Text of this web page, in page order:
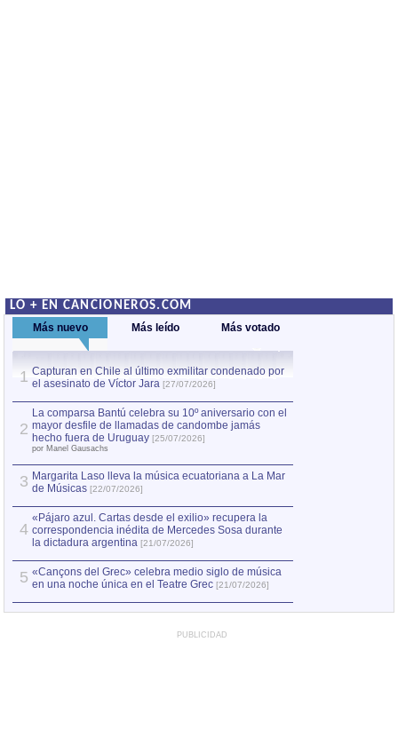
LO + EN CANCIONEROS.COM
Más nuevo Más leído Más votado
1 Capturan en Chile al último exmilitar condenado por
el asesinato de Víctor Jara [27/07/2026]
2
La comparsa Bantú celebra su 10º aniversario con el
mayor desfile de llamadas de candombe jamás
hecho fuera de Uruguay [25/07/2026]
por Manel Gausachs
3 Margarita Laso lleva la música ecuatoriana a La Mar
de Músicas [22/07/2026]
4
«Pájaro azul. Cartas desde el exilio» recupera la
correspondencia inédita de Mercedes Sosa durante
la dictadura argentina [21/07/2026]
5 «Cançons del Grec» celebra medio siglo de música
en una noche única en el Teatre Grec [21/07/2026]
PUBLICIDAD